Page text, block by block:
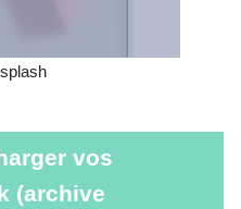
vos
(archive